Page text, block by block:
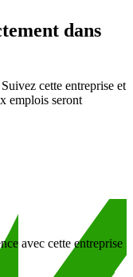
dans
cette entreprise et
emplois seront
avec cette entreprise